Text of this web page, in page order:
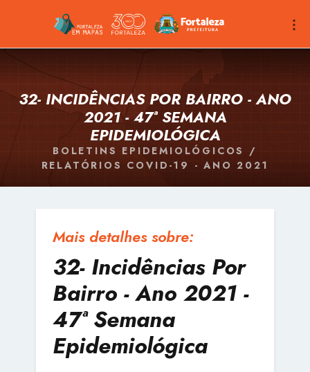
32- INCIDÊNCIAS POR BAIRRO - ANO
2021 - 47ª SEMANA
EPIDEMIOLÓGICA
BOLETINS EPIDEMIOLÓGICOS /
RELATÓRIOS COVID-19 - ANO 2021
Mais detalhes sobre:
32- Incidências Por
Bairro - Ano 2021 -
47ª Semana
Epidemiológica